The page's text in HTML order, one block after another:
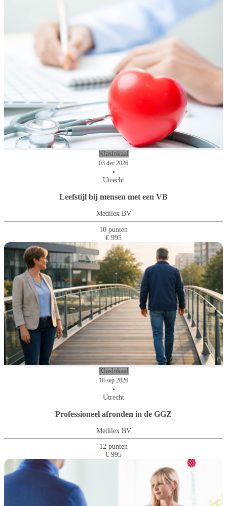
Klaslokaal
03 dec 2026
•
Utrecht
Leefstijl bij mensen met een VB
Medilex BV
10 punten
€ 995
Klaslokaal
18 sep 2026
•
Utrecht
Professioneel afronden in de GGZ
Medilex BV
12 punten
€ 995